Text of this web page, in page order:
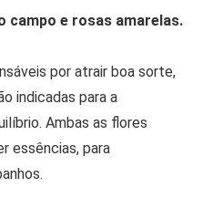
campo e rosas amarelas.
por atrair boa sorte,
indicadas para a
Ambas as flores
essências, para